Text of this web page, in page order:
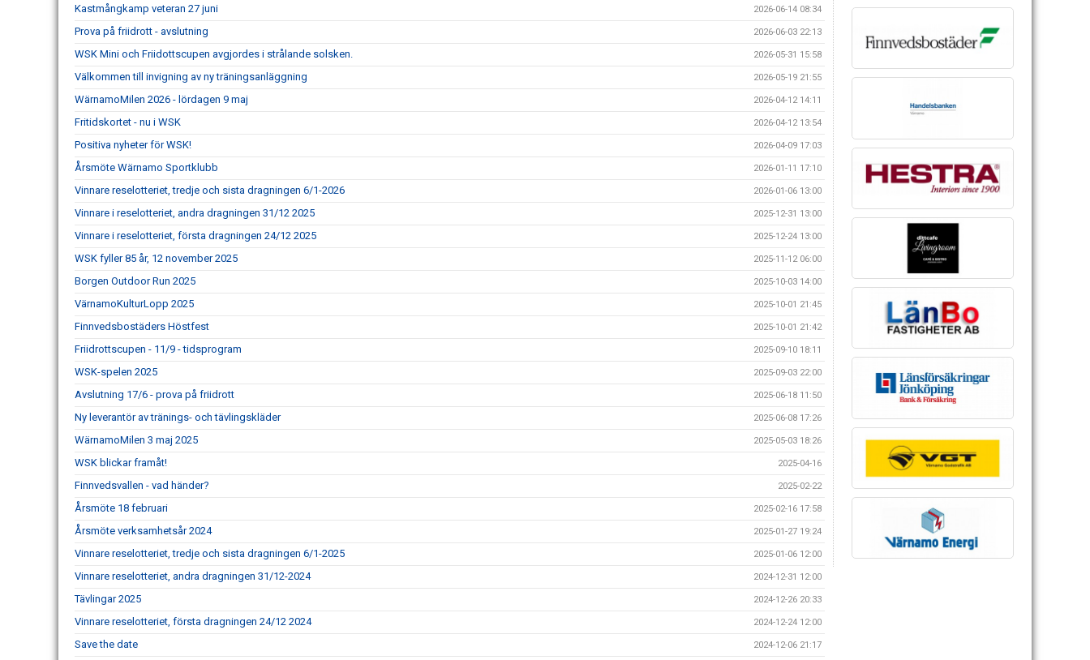
Kastmångkamp veteran 27 juni 2026-06-14 08:34
Prova på friidrott - avslutning 2026-06-03 22:13
WSK Mini och Friidottscupen avgjordes i strålande solsken. 2026-05-31 15:58
Välkommen till invigning av ny träningsanläggning 2026-05-19 21:55
WärnamoMilen 2026 - lördagen 9 maj 2026-04-12 14:11
Fritidskortet - nu i WSK 2026-04-12 13:54
Positiva nyheter för WSK! 2026-04-09 17:03
Årsmöte Wärnamo Sportklubb 2026-01-11 17:10
Vinnare reselotteriet, tredje och sista dragningen 6/1-2026 2026-01-06 13:00
Vinnare i reselotteriet, andra dragningen 31/12 2025 2025-12-31 13:00
Vinnare i reselotteriet, första dragningen 24/12 2025 2025-12-24 13:00
WSK fyller 85 år, 12 november 2025 2025-11-12 06:00
Borgen Outdoor Run 2025 2025-10-03 14:00
VärnamoKulturLopp 2025 2025-10-01 21:45
Finnvedsbostäders Höstfest 2025-10-01 21:42
Friidrottscupen - 11/9 - tidsprogram 2025-09-10 18:11
WSK-spelen 2025 2025-09-03 22:00
Avslutning 17/6 - prova på friidrott 2025-06-18 11:50
Ny leverantör av tränings- och tävlingskläder 2025-06-08 17:26
WärnamoMilen 3 maj 2025 2025-05-03 18:26
WSK blickar framåt! 2025-04-16
Finnvedsvallen - vad händer? 2025-02-22
Årsmöte 18 februari 2025-02-16 17:58
Årsmöte verksamhetsår 2024 2025-01-27 19:24
Vinnare reselotteriet, tredje och sista dragningen 6/1-2025 2025-01-06 12:00
Vinnare reselotteriet, andra dragningen 31/12-2024 2024-12-31 12:00
Tävlingar 2025 2024-12-26 20:33
Vinnare reselotteriet, första dragningen 24/12 2024 2024-12-24 12:00
Save the date 2024-12-06 21:17